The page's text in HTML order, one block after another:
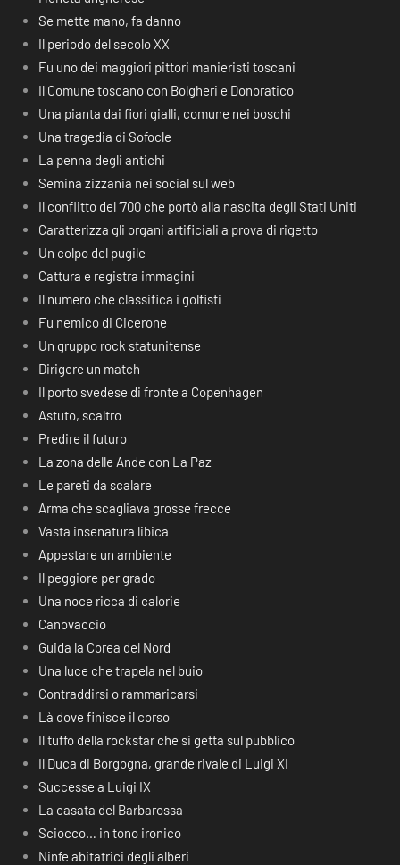
Se mette mano, fa danno
Il periodo del secolo XX
Fu uno dei maggiori pittori manieristi toscani
Il Comune toscano con Bolgheri e Donoratico
Una pianta dai fiori gialli, comune nei boschi
Una tragedia di Sofocle
La penna degli antichi
Semina zizzania nei social sul web
Il conflitto del ‘700 che portò alla nascita degli Stati Uniti
Caratterizza gli organi artificiali a prova di rigetto
Un colpo del pugile
Cattura e registra immagini
Il numero che classifica i golfisti
Fu nemico di Cicerone
Un gruppo rock statunitense
Dirigere un match
Il porto svedese di fronte a Copenhagen
Astuto, scaltro
Predire il futuro
La zona delle Ande con La Paz
Le pareti da scalare
Arma che scagliava grosse frecce
Vasta insenatura libica
Appestare un ambiente
Il peggiore per grado
Una noce ricca di calorie
Canovaccio
Guida la Corea del Nord
Una luce che trapela nel buio
Contraddirsi o rammaricarsi
Là dove finisce il corso
Il tuffo della rockstar che si getta sul pubblico
Il Duca di Borgogna, grande rivale di Luigi XI
Successe a Luigi IX
La casata del Barbarossa
Sciocco… in tono ironico
Ninfe abitatrici degli alberi